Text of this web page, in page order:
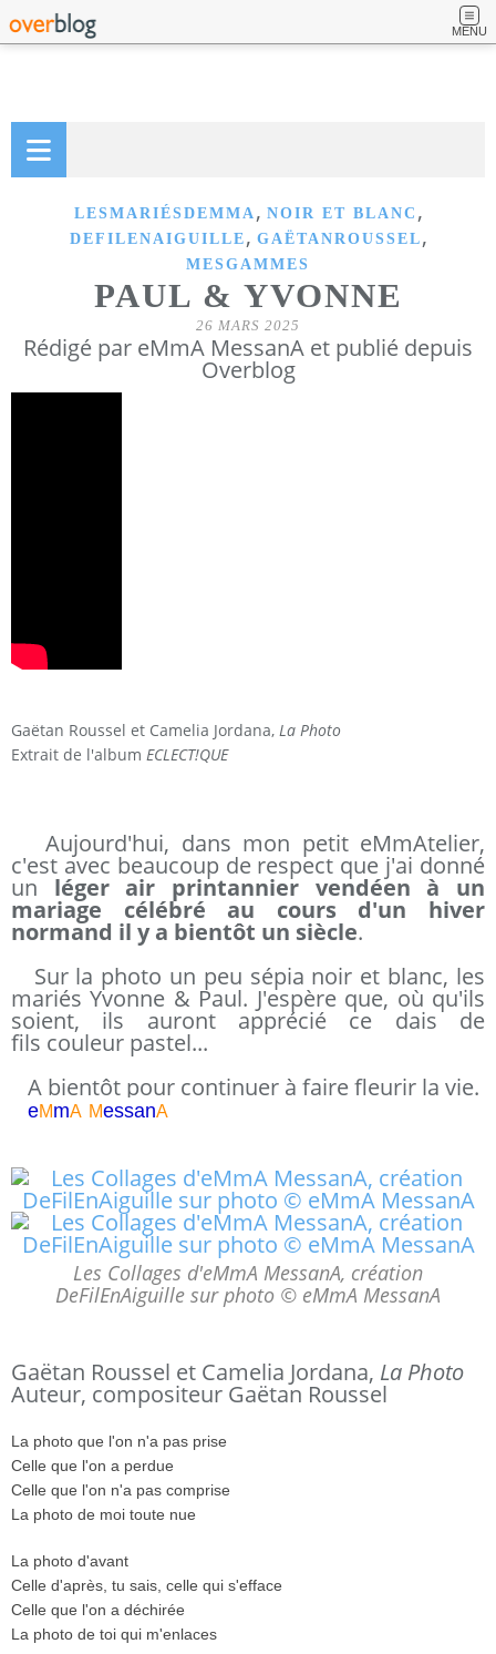
MENU
LESMARIÉSDEMMA , NOIR ET BLANC ,
DEFILENAIGUILLE , GAËTANROUSSEL ,
MESGAMMES
PAUL & YVONNE
26 MARS 2025
Rédigé par eMmA MessanA et publié depuis
Overblog
Gaëtan Roussel et Camelia Jordana, La Photo
Extrait de l'album ECLECT!QUE
Aujourd'hui, dans mon petit eMmAtelier,
c'est avec beaucoup de respect que j'ai donné
un léger air printannier vendéen à un
mariage célébré au cours d'un hiver
normand il y a bientôt un siècle.
Sur la photo un peu sépia noir et blanc, les
mariés Yvonne & Paul. J'espère que, où qu'ils
soient, ils auront apprécié ce dais de
fils couleur pastel...
A bientôt pour continuer à faire fleurir la vie.
eMmA MessanA
Les Collages d'eMmA MessanA, création
DeFilEnAiguille sur photo © eMmA MessanA
Gaëtan Roussel et Camelia Jordana, La Photo
Auteur, compositeur Gaëtan Roussel
La photo que l'on n'a pas prise
Celle que l'on a perdue
Celle que l'on n'a pas comprise
La photo de moi toute nue
La photo d'avant
Celle d'après, tu sais, celle qui s'efface
Celle que l'on a déchirée
La photo de toi qui m'enlaces